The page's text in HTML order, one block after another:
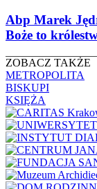
Abp Marek
Boże to
ZOBACZ TAKŻE
METROPOLITA
BISKUPI
KSIĘŻA